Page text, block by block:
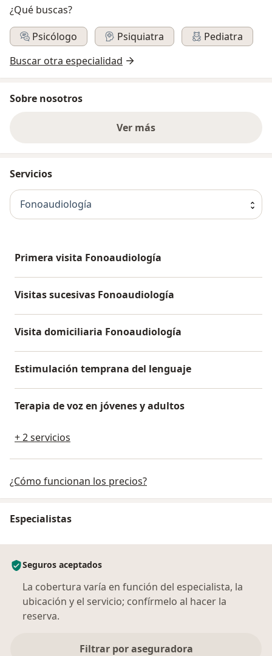
¿Qué buscas?
Psicólogo
Psiquiatra
Pediatra
Buscar otra especialidad
Sobre nosotros
Ver más
Servicios
Fonoaudiología
Primera visita Fonoaudiología
Visitas sucesivas Fonoaudiología
Visita domiciliaria Fonoaudiología
Estimulación temprana del lenguaje
Terapia de voz en jóvenes y adultos
+ 2 servicios
¿Cómo funcionan los precios?
Especialistas
Seguros aceptados
La cobertura varía en función del especialista, la
ubicación y el servicio; confírmelo al hacer la
reserva.
Filtrar por aseguradora